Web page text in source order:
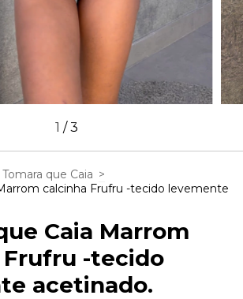
1 /3
Tomara que Caia >
calcinha Frufru -tecido levemente
Caia Marrom
-tecido
acetinado.